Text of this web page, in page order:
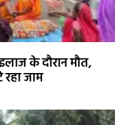
के दौरान मौत,
जाम